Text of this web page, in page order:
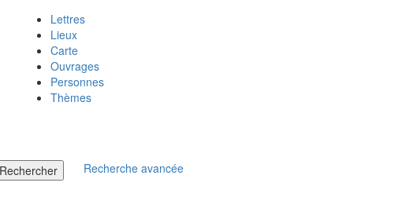
Lettres
Lieux
Carte
Ouvrages
Personnes
Thèmes
Rechercher Recherche avancée